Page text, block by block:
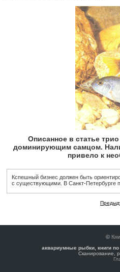
Описанное в статье
доминирующим самцом.
привело к
Кспешный бизнес должен быть
с существующими. В Санкт-Петербурге
©
аквариумные рыбки, книги
Сканирование,